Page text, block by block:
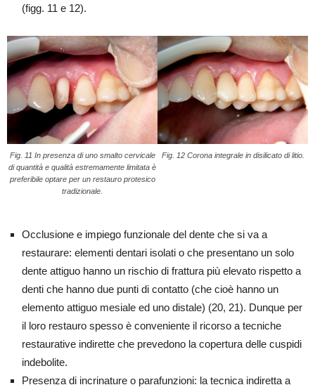
(figg. 11 e 12).
Fig. 11 In presenza di uno smalto cervicale
di quantità e qualità estremamente limitata è
preferibile optare per un restauro protesico
tradizionale.
Fig. 12 Corona integrale in disilicato di litio.
Occlusione e impiego funzionale del dente che si va a
restaurare: elementi dentari isolati o che presentano un solo
dente attiguo hanno un rischio di frattura più elevato rispetto a
denti che hanno due punti di contatto (che cioè hanno un
elemento attiguo mesiale ed uno distale) (20, 21). Dunque per
il loro restauro spesso è conveniente il ricorso a tecniche
restaurative indirette che prevedono la copertura delle cuspidi
indebolite.
Presenza di incrinature o parafunzioni: la tecnica indiretta a